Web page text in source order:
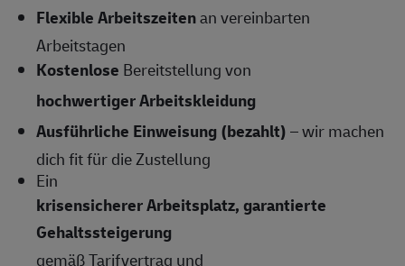
Flexible Arbeitszeitenan vereinbarten
Arbeitstagen
Kostenlose Bereitstellung von
hochwertiger Arbeitskleidung
Ausführliche Einweisung (bezahlt)– wir machen
dich fit für die Zustellung
Ein
krisensicherer Arbeitsplatz, garantierte
Gehaltssteigerung
gemäß Tarifvertrag und